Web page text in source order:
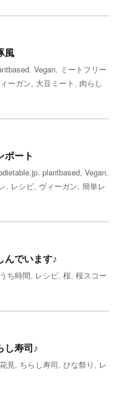
風
, Vegan, ミートフリー
ーガン, 大豆ミート , 肉らし
ポート
, plantbased, Vegan,
, レシピ, ヴィーガン, 簡単レ
んでいます♪
ち時間, レシピ, 桜, 桜スコー
し寿司♪
見, ちらし寿司, ひな祭り , レ